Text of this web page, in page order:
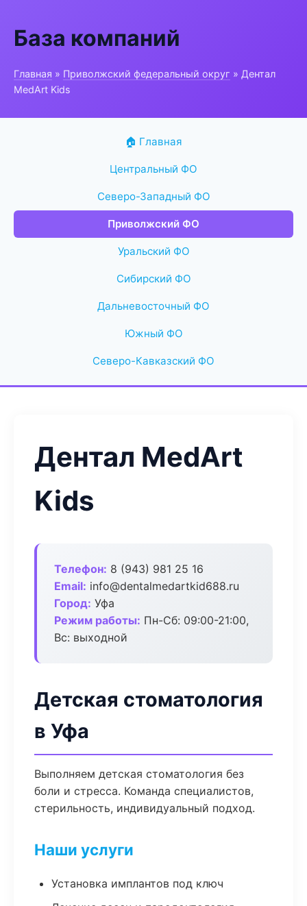
База компаний
Главная » Приволжский федеральный округ » Дентал
MedArt Kids
🏠 Главная
Центральный ФО
Северо-Западный ФО
Приволжский ФО
Уральский ФО
Сибирский ФО
Дальневосточный ФО
Южный ФО
Северо-Кавказский ФО
Дентал MedArt
Kids
Телефон: 8 (943) 981 25 16
Email: info@dentalmedartkid688.ru
Город: Уфа
Режим работы: Пн-Сб: 09:00-21:00,
Вс: выходной
Детская стоматология
в Уфа
Выполняем детская стоматология без
боли и стресса. Команда специалистов,
стерильность, индивидуальный подход.
Наши услуги
Установка имплантов под ключ